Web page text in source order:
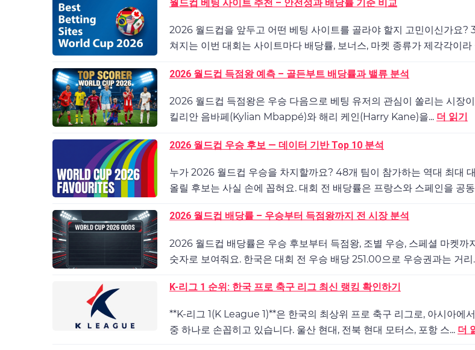
월드컵 베팅 사이트 추천 – 안전성과 배당률 기준 비교
2026 월드컵을 앞두고 어떤 베팅 사이트를 골라야 할지 고민이신가요?
쳐지는 이번 대회는 사이트마다 배당률, 보너스, 마켓 종류가 제각각이라
2026 월드컵 득점왕 예측 – 골든부트 배당률과 밸류 분석
2026 월드컵 득점왕은 우승 다음으로 베팅 유저의 관심이 쏠리는 시장
킬리안 음바페(Kylian Mbappé)와 해리 케인(Harry Kane)을... 더 읽기
2026 월드컵 우승 후보 — 데이터 기반 Top 10 분석
누가 2026 월드컵 우승을 차지할까요? 48개 팀이 참가하는 역대 최대
올릴 후보는 사실 손에 꼽혀요. 대회 전 배당률은 프랑스와 스페인을 공동
2026 월드컵 배당률 – 우승부터 득점왕까지 전 시장 분석
2026 월드컵 배당률은 우승 후보부터 득점왕, 조별 우승, 스페셜 마켓까
숫자로 보여줘요. 한국은 대회 전 우승 배당 251.00으로 우승권과는 거리
K-리그 1 순위: 한국 프로 축구 리그 최신 랭킹 확인하기
**K-리그 1(K League 1)**은 한국의 최상위 프로 축구 리그로, 아시아에
중 하나로 손꼽히고 있습니다. 울산 현대, 전북 현대 모터스, 포항 스... 더